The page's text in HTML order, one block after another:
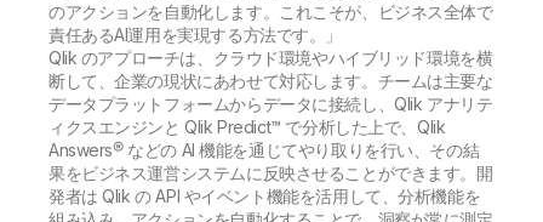
のアクションを自動化します。これこそが、ビジネス全体で
責任あるAI運用を実現する方法です。」
Qlik のアプローチは、クラウド環境やハイブリッド環境を横
断して、企業の現状にあわせて対応します。チームは主要な
データプラットフォームからデータに接続し、Qlik アナリテ
ィクスエンジンと Qlik Predict™ で分析した上で、Qlik
Answers® などの AI 機能を通じてやり取りを行い、その結
果をビジネス運営システムに反映させることができます。開
発者は Qlik の API やイベント機能を活用して、分析機能を